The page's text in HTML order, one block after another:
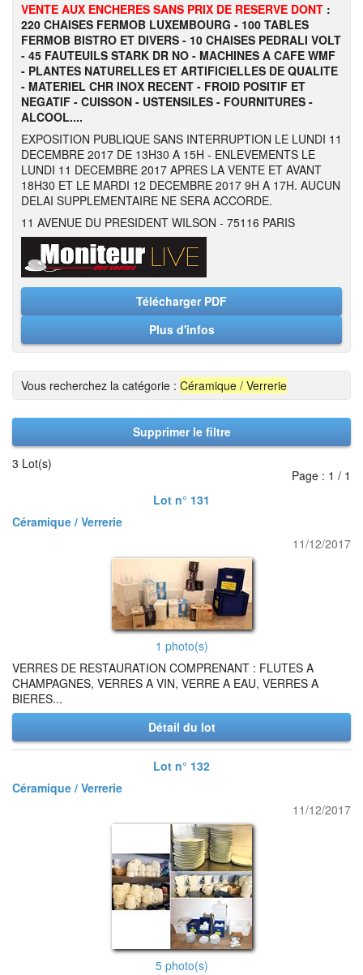
VENTE AUX ENCHERES SANS PRIX DE RESERVE DONT :
220 CHAISES FERMOB LUXEMBOURG - 100 TABLES
FERMOB BISTRO ET DIVERS - 10 CHAISES PEDRALI VOLT
- 45 FAUTEUILS STARK DR NO - MACHINES A CAFE WMF
- PLANTES NATURELLES ET ARTIFICIELLES DE QUALITE
- MATERIEL CHR INOX RECENT - FROID POSITIF ET
NEGATIF - CUISSON - USTENSILES - FOURNITURES -
ALCOOL....
EXPOSITION PUBLIQUE SANS INTERRUPTION LE LUNDI 11
DECEMBRE 2017 DE 13H30 A 15H - ENLEVEMENTS LE
LUNDI 11 DECEMBRE 2017 APRES LA VENTE ET AVANT
18H30 ET LE MARDI 12 DECEMBRE 2017 9H A 17H. AUCUN
DELAI SUPPLEMENTAIRE NE SERA ACCORDE.
11 AVENUE DU PRESIDENT WILSON - 75116 PARIS
Télécharger PDF
Plus d'infos
Vous recherchez la catégorie : Céramique / Verrerie
Supprimer le filtre
3 Lot(s)
Page : 1 / 1
Lot n° 131
Céramique / Verrerie
11/12/2017
1 photo(s)
VERRES DE RESTAURATION COMPRENANT : FLUTES A
CHAMPAGNES, VERRES A VIN, VERRE A EAU, VERRES A
BIERES...
Détail du lot
Lot n° 132
Céramique / Verrerie
11/12/2017
5 photo(s)